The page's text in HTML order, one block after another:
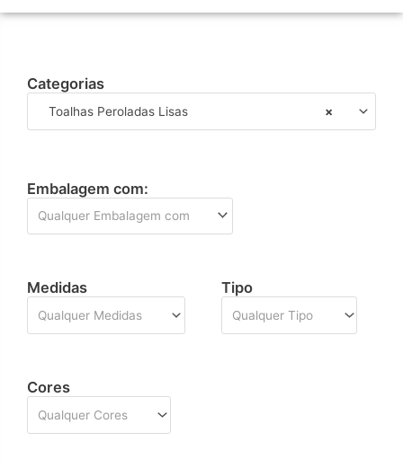
Categorias
×
Toalhas Peroladas Lisas
Embalagem com:
Qualquer Embalagem com
Medidas
Qualquer Medidas
Tipo
Qualquer Tipo
Cores
Qualquer Cores